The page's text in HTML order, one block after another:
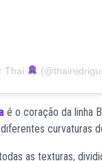
Thai
é o coração da linha
curvaturas
as texturas,